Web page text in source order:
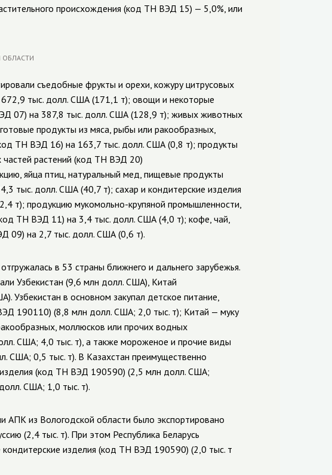
происхождения (код ТН ВЭД 15) — 5,0%, или
съедобные фрукты и орехи, кожуру цитрусовых
тыс. долл. США (171,1 т); овощи и некоторые
07) на 387,8 тыс. долл. США (128,9 т); живых животных
продукты из мяса, рыбы или ракообразных,
ТН ВЭД 16) на 163,7 тыс. долл. США (0,8 т); продукты
растений (код ТН ВЭД 20)
яйца птиц, натуральный мед, пищевые продукты
тыс. долл. США (40,7 т); сахар и кондитерские изделия
т); продукцию мукомольно-крупяной промышленности,
ТН ВЭД 11) на 3,4 тыс. долл. США (4,0 т); кофе, чай,
09) на 2,7 тыс. долл. США (0,6 т).
в 53 страны ближнего и дальнего зарубежья.
Узбекистан (9,6 млн долл. США), Китай
в основном закупал детское питание,
190110) (8,8 млн долл. США; 2,0 тыс. т); Китай — муку
моллюсков или прочих водных
США; 4,0 тыс. т), а также мороженое и прочие виды
0,5 тыс. т). В Казахстан преимущественно
изделия (код ТН ВЭД 190590) (2,5 млн долл. США;
США; 1,0 тыс. т).
АПК из Вологодской области было экспортировано
(2,4 тыс. т). При этом Республика Беларусь
изделия (код ТН ВЭД 190590) (2,0 тыс. т